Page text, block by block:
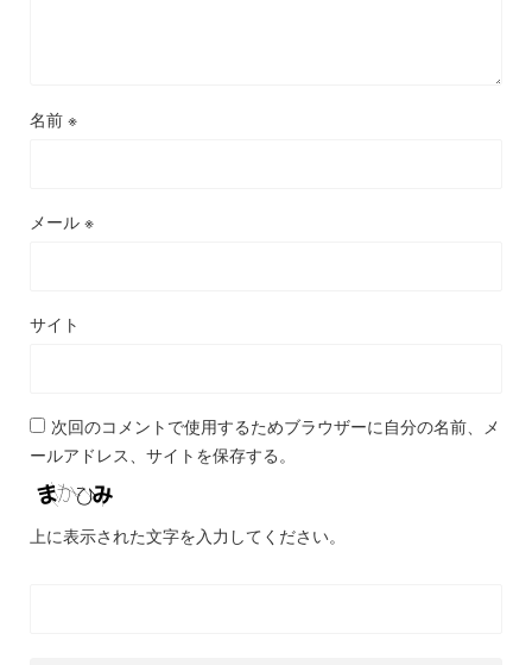
名前 ※
メール ※
サイト
次回のコメントで使用するためブラウザーに自分の名前、メ
ールアドレス、サイトを保存する。
上に表示された文字を入力してください。